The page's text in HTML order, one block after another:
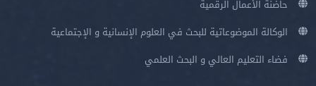
حاضنة الأعمال الرقمية
الوكالة الموضوعاتية للبحث في العلوم الإنسانية و الإجتماعية
فضاء التعليم العالي و البحث العلمي